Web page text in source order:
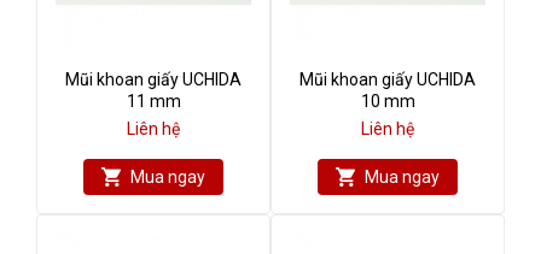
Mũi khoan giấy UCHIDA
11 mm
Liên hệ
Mua ngay
Mũi khoan giấy UCHIDA
10 mm
Liên hệ
Mua ngay